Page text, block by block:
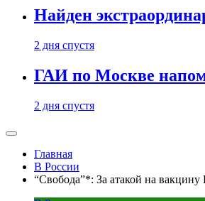
Найден
2 дня спустя
ГАИ по Москве
2 дня спустя
Главная
В России
“Свобода”*: За атакой на